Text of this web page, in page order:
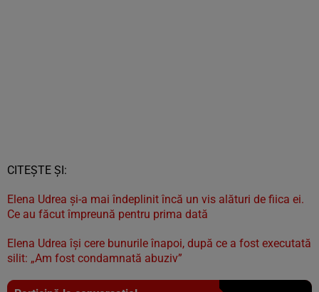
CITEȘTE ȘI:
Elena Udrea și-a mai îndeplinit încă un vis alături de fiica ei.
Ce au făcut împreună pentru prima dată
Elena Udrea își cere bunurile înapoi, după ce a fost executată
silit: „Am fost condamnată abuziv”